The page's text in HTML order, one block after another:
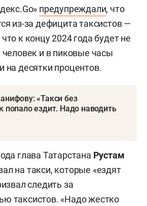
предупреждали, что
из-за дефицита таксистов —
к концу 2024 года будет не
человек и в пиковые часы
на десятки процентов.
«Такси без
попало ездит. Надо наводить
глава Татарстана Рустам
на такси, которые «ездят
следить за
таксистов. «Надо жестко